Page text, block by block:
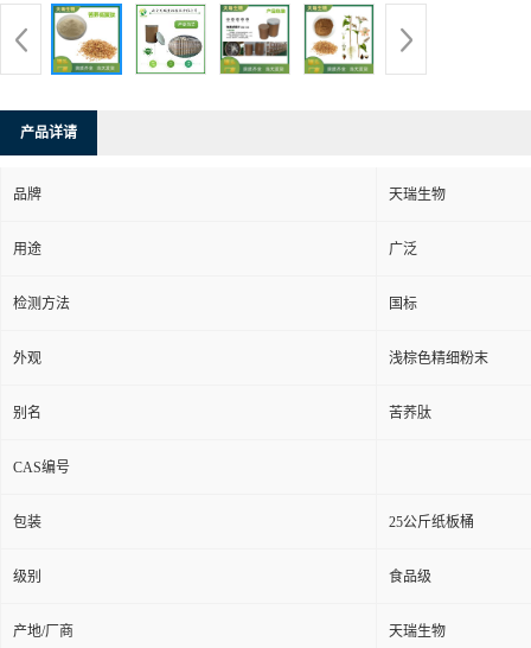
产品详请
品牌 天瑞生物
用途 广泛
检测方法 国标
外观 浅棕色精细粉末
别名 苦荞肽
CAS编号
包装 25公斤纸板桶
级别 食品级
产地/厂商 天瑞生物